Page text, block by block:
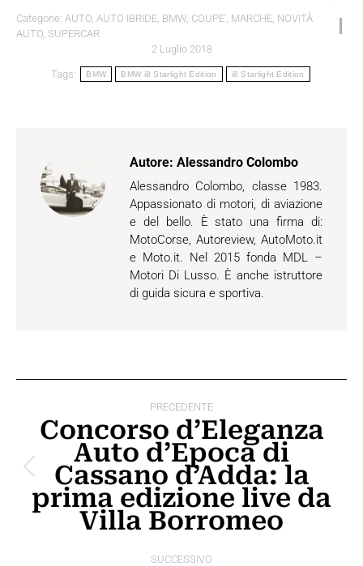
Categorie: AUTO, AUTO IBRIDE, BMW, COUPE', MARCHE, NOVITÀ
AUTO, SUPERCAR
2 Luglio 2018
Tags: BMW BMW i8 Starlight Edition i8 Starlight Edition
Autore: Alessandro Colombo
Alessandro Colombo, classe 1983.
Appassionato di motori, di aviazione
e del bello. È stato una firma di:
MotoCorse, Autoreview, AutoMoto.it
e Moto.it. Nel 2015 fonda MDL –
Motori Di Lusso. È anche istruttore
di guida sicura e sportiva.
tra
post
PRECEDENTE
Post
precedente:
Concorso d’Eleganza
Auto d’Epoca di
Cassano d’Adda: la
prima edizione live da
Villa Borromeo
SUCCESSIVO